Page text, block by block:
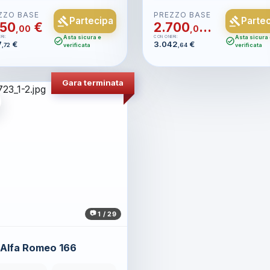
BASE
,00 €
,72 €
gavel Partecipa
check_circleAsta sicura e
verificata
PREZZO BASE
2.700 ,00 €
CON ONERI:
3.042 ,64 €
gavel
check_circleAsta sicura
verificata
1 / 29
Gara terminata
Alfa Romeo 166